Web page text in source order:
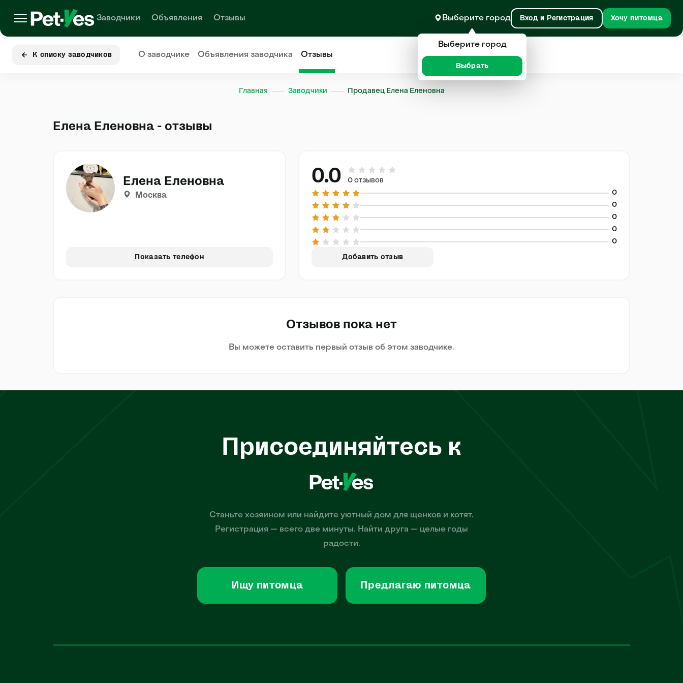
Заводчики Объявления Отзывы Выберите город Вход и Регистрация Хочу питомца
К списку заводчиков О заводчике Объявлениязаводчика Отзывы
Главная Заводчики Продавец Елена Еленовна
Елена Еленовна - отзывы
Елена Еленовна
Москва
Показать телефон
0.0
0 отзывов
0
0
0
0
0
Добавить отзыв
Отзывов пока нет
Вы можете оставить первый отзыв об этом заводчике.
Присоединяйтесь к
Станьте хозяином или найдите уютный дом для щенков и котят.
Регистрация — всего две минуты. Найти друга — целые годы
радости.
Ищу питомца Предлагаю питомца
Выберите город
Выбрать